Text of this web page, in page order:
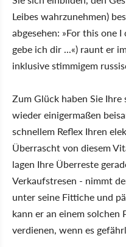
Leibes wahrzunehmen)
abgesehen: »For this one I
gebe ich dir ...«) raunt er
inklusive stimmigem
Zum Glück haben Sie
wieder einigermaßen
schnellem Reflex Ihren
Überrascht von diesem
lagen Ihre Überreste
Verkaufstresen - nimmt
unter seine Fittiche und
kann er an einem
verdienen, wenn es